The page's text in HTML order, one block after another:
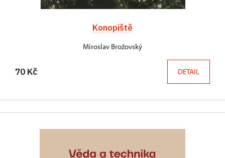
Konopiště
Miroslav Brožovský
70 Kč DETAIL